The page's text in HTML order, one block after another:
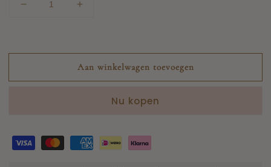
Aantal
Zakjes
Aantal
Pink
Zakjes
Aan winkelwagen toevoegen
Nu kopen